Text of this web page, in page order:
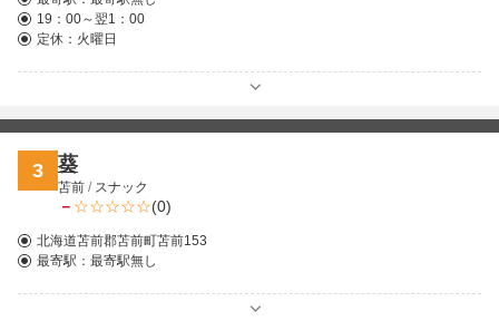
19：00～翌1：00
定休：火曜日
3 葵
苫前 / スナック
－ (0)
北海道苫前郡苫前町苫前153
最寄駅： 最寄駅無し